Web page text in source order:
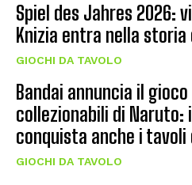
Spiel des Jahres 2026:
Knizia entra nella storia
GIOCHI DA TAVOLO
Bandai annuncia il
collezionabili di Naruto:
conquista anche i tavoli
GIOCHI DA TAVOLO